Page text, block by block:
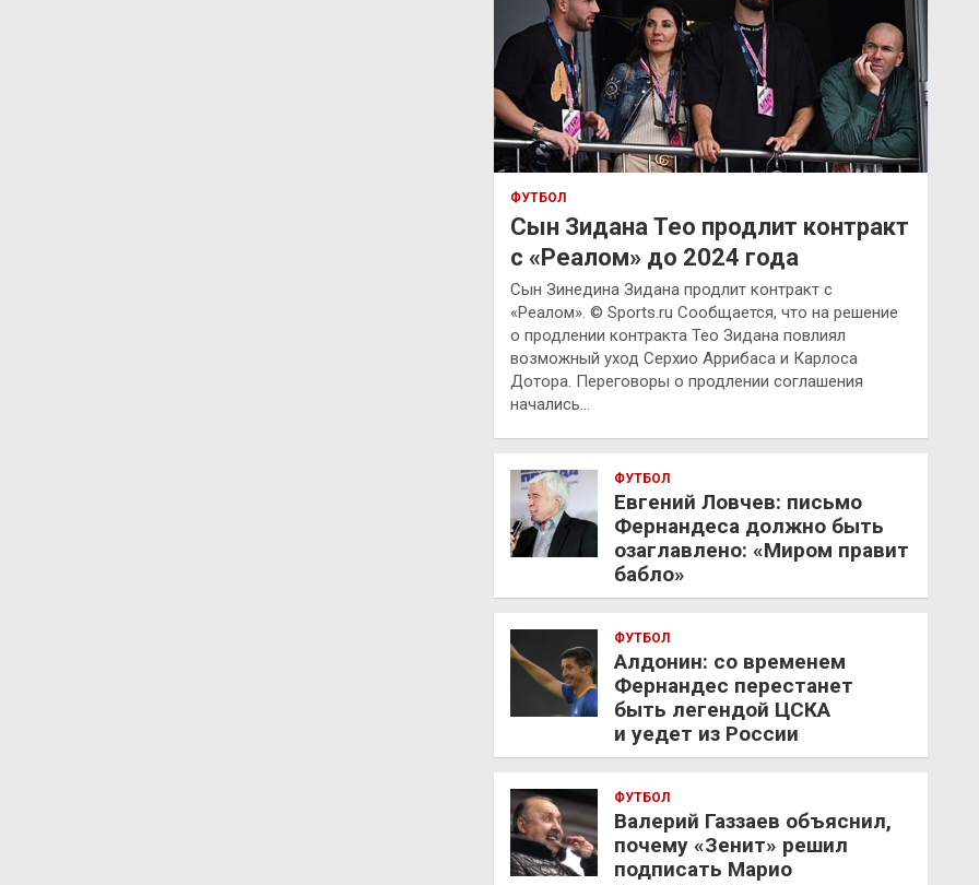
ФУТБОЛ
Сын Зидана Тео продлит контракт
с «Реалом» до 2024 года
Сын Зинедина Зидана продлит контракт с
«Реалом». © Sports.ru Сообщается, что на решение
о продлении контракта Тео Зидана повлиял
возможный уход Серхио Аррибаса и Карлоса
Дотора. Переговоры о продлении соглашения
начались…
ФУТБОЛ
Евгений Ловчев: письмо
Фернандеса должно быть
озаглавлено: «Миром правит
бабло»
ФУТБОЛ
Алдонин: со временем
Фернандес перестанет
быть легендой ЦСКА
и уедет из России
ФУТБОЛ
Валерий Газзаев объяснил,
почему «Зенит» решил
подписать Марио